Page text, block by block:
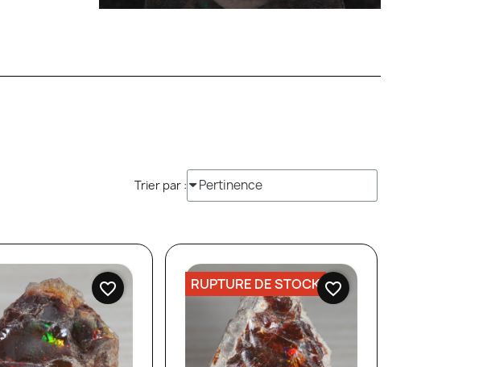
Trier par :
favorite_border RUPTURE DE STOCK favorite_border